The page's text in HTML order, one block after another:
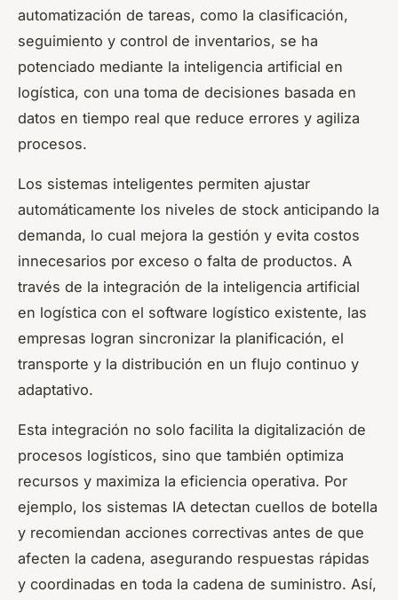
automatización de tareas, como la clasificación,
seguimiento y control de inventarios, se ha
potenciado mediante la inteligencia artificial en
logística, con una toma de decisiones basada en
datos en tiempo real que reduce errores y agiliza
procesos.
Los sistemas inteligentes permiten ajustar
automáticamente los niveles de stock anticipando la
demanda, lo cual mejora la gestión y evita costos
innecesarios por exceso o falta de productos. A
través de la integración de la inteligencia artificial
en logística con el software logístico existente, las
empresas logran sincronizar la planificación, el
transporte y la distribución en un flujo continuo y
adaptativo.
Esta integración no solo facilita la digitalización de
procesos logísticos, sino que también optimiza
recursos y maximiza la eficiencia operativa. Por
ejemplo, los sistemas IA detectan cuellos de botella
y recomiendan acciones correctivas antes de que
afecten la cadena, asegurando respuestas rápidas
y coordinadas en toda la cadena de suministro. Así,